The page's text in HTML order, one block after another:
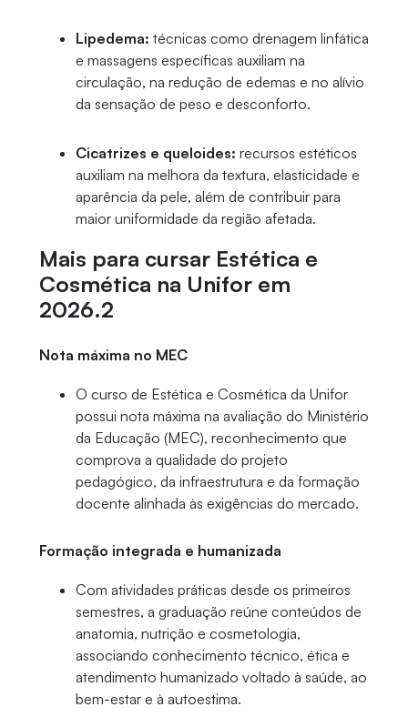
Lipedema: técnicas como drenagem linfática
e massagens específicas auxiliam na
circulação, na redução de edemas e no alívio
da sensação de peso e desconforto.
Cicatrizes e queloides: recursos estéticos
auxiliam na melhora da textura, elasticidade e
aparência da pele, além de contribuir para
maior uniformidade da região afetada.
Mais para cursar Estética e
Cosmética na Unifor em
2026.2
Nota máxima no MEC
O curso de Estética e Cosmética da Unifor
possui nota máxima na avaliação do Ministério
da Educação (MEC), reconhecimento que
comprova a qualidade do projeto
pedagógico, da infraestrutura e da formação
docente alinhada às exigências do mercado.
Formação integrada e humanizada
Com atividades práticas desde os primeiros
semestres, a graduação reúne conteúdos de
anatomia, nutrição e cosmetologia,
associando conhecimento técnico, ética e
atendimento humanizado voltado à saúde, ao
bem-estar e à autoestima.